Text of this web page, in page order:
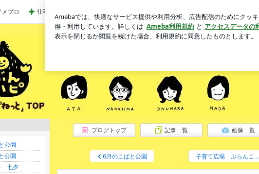
ダー | 「ぶんハピねっと」スタッフによる国分寺周辺のHAPPYブログ
メブロ 仕事合間に誘ってくれた外食ランチ
ブログトップ 記事一覧 画像一覧
6月のこばと公園 子育て広場 ぶらんこ…
公園
公園
七夕